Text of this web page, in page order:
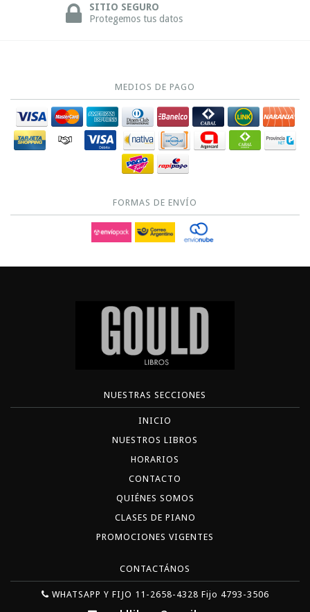
SITIO SEGURO
Protegemos tus datos
MEDIOS DE PAGO
FORMAS DE ENVÍO
NUESTRAS SECCIONES
INICIO
NUESTROS LIBROS
HORARIOS
CONTACTO
QUIÉNES SOMOS
CLASES DE PIANO
PROMOCIONES VIGENTES
CONTACTÁNOS
WHATSAPP Y FIJO 11-2658-4328 Fijo 4793-3506